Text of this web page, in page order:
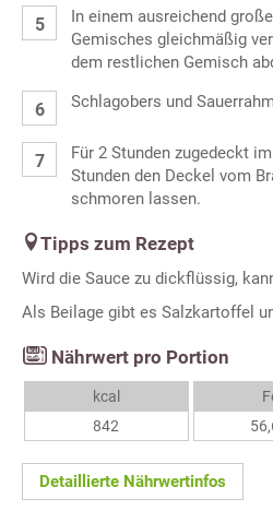
In einem ausreichend
Gemisches gleichmäßig
dem restlichen Gemisch
Schlagobers und
Für 2 Stunden zugedeckt
Stunden den Deckel vom
schmoren lassen.
Tipps zum Rezept
Wird die Sauce zu dickflüssig,
Als Beilage gibt es Salzkartoffel
Nährwert pro Portion
kcal
842
Detaillierte Nährwertinfos